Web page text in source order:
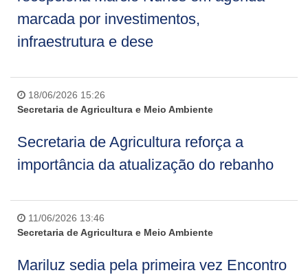
marcada por investimentos,
infraestrutura e dese
18/06/2026 15:26
Secretaria de Agricultura e Meio Ambiente
Secretaria de Agricultura reforça a
importância da atualização do rebanho
11/06/2026 13:46
Secretaria de Agricultura e Meio Ambiente
Mariluz sedia pela primeira vez Encontro